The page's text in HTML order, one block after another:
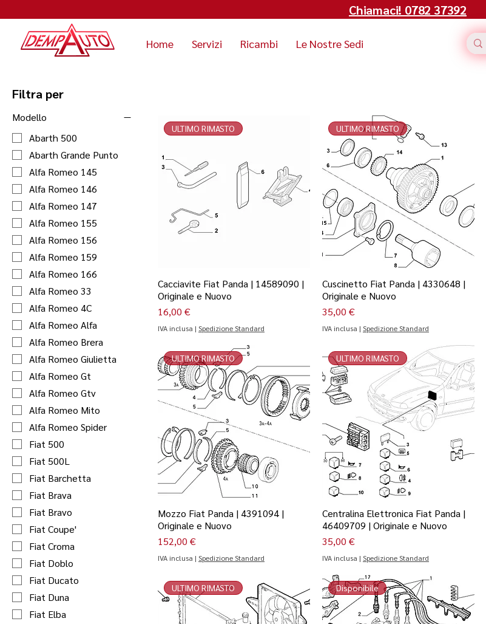
Chiamaci! 0782 37392
Home Servizi Ricambi Le Nostre Sedi
Filtra per
Modello
Abarth 500
Abarth Grande Punto
Alfa Romeo 145
Alfa Romeo 146
Alfa Romeo 147
Alfa Romeo 155
Alfa Romeo 156
Alfa Romeo 159
Alfa Romeo 166
Alfa Romeo 33
Alfa Romeo 4C
Alfa Romeo Alfa
Alfa Romeo Brera
Alfa Romeo Giulietta
Alfa Romeo Gt
Alfa Romeo Gtv
Alfa Romeo Mito
Alfa Romeo Spider
Fiat 500
Fiat 500L
Fiat Barchetta
Fiat Brava
Fiat Bravo
Fiat Coupe'
Fiat Croma
Fiat Doblo
Fiat Ducato
Fiat Duna
Fiat Elba
ULTIMO RIMASTO
Cacciavite Fiat Panda | 14589090 |
Originale e Nuovo
Prezzo
16,00 €
IVA inclusa | Spedizione Standard
ULTIMO RIMASTO
Cuscinetto Fiat Panda | 4330648 |
Originale e Nuovo
Prezzo
35,00 €
IVA inclusa | Spedizione Standard
ULTIMO RIMASTO
Mozzo Fiat Panda | 4391094 |
Originale e Nuovo
Prezzo
152,00 €
IVA inclusa | Spedizione Standard
ULTIMO RIMASTO
Centralina Elettronica Fiat Panda |
46409709 | Originale e Nuovo
Prezzo
35,00 €
IVA inclusa | Spedizione Standard
ULTIMO RIMASTO Disponibile